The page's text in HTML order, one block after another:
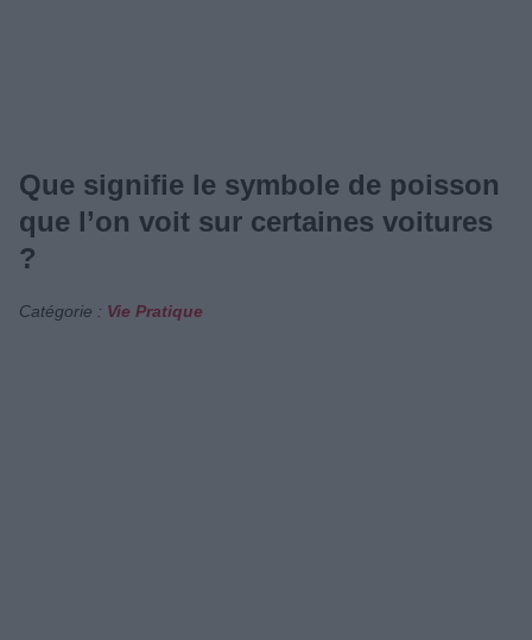
Que signifie le symbole de poisson
que l’on voit sur certaines voitures
?
Catégorie : Vie Pratique